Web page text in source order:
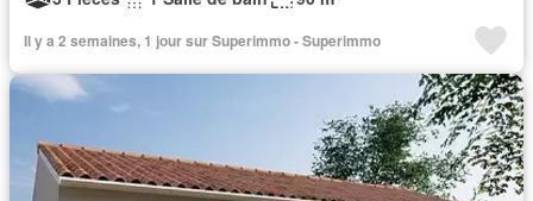
Il y a 2 semaines, 1 jour sur Superimmo - Superimmo